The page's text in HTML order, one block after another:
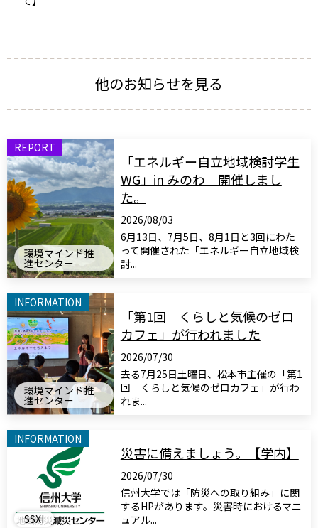
他のお知らせを見る
環境マインド推
進センター
REPORT
「エネルギー自立地域検討学生
WG」in みのわ 開催しまし
た。
2026/08/03
6月13日、7月5日、8月1日と3回にわた
って開催された「エネルギー自立地域検
討...
環境マインド推
進センター
INFORMATION
「第1回 くらしと気候のゼロ
カフェ」が行われました
2026/07/30
去る7月25日土曜日、松本市主催の「第1
回 くらしと気候のゼロカフェ」が行わ
れま...
SSXI
INFORMATION
災害に備えましょう。【学内】
2026/07/30
信州大学では「防災への取り組み」に関
するHPがあります。災害時におけるマニ
ュアル...